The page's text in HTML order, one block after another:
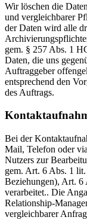
Wir löschen die
und vergleichbarer
der Daten wird alle
gem. § 257 Abs. 1
Daten, die uns
Auftraggeber
entsprechend den
des Auftrags.
Bei der
Mail, Telefon oder
Nutzers zur
gem. Art. 6 Abs. 1
Beziehungen), Art.
verarbeitet.. Die
Relationship-
vergleichbarer